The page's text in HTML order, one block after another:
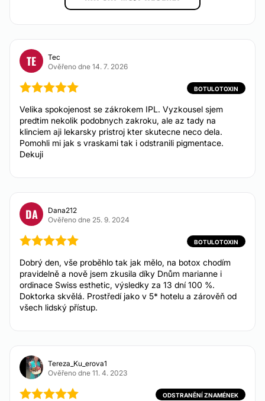
Laserová epilace
Radiofrekvence
Od 1.500 Kč
Mezoterapie
Od 2.500 Kč
Lipolýza
TE
Tec
Ověřeno dne 14. 7. 2026
BOTULOTOXIN
Velika spokojenost se zákrokem IPL. Vyzkousel sjem
predtim nekolik podobnych zakroku, ale az tady na
klinciem aji lekarsky pristroj kter skutecne neco dela.
Pomohli mi jak s vraskami tak i odstranili pigmentace.
Dekuji
DA
Dana212
Ověřeno dne 25. 9. 2024
BOTULOTOXIN
Dobrý den, vše proběhlo tak jak mělo, na botox chodím
pravidelně a nově jsem zkusila díky Dnům marianne i
ordinace Swiss esthetic, výsledky za 13 dní 100 %.
Doktorka skvělá. Prostředí jako v 5* hotelu a zárověň od
všech lidský přístup.
Tereza_Ku_erova1
Ověřeno dne 11. 4. 2023
ODSTRANĚNÍ ZNAMÉNEK